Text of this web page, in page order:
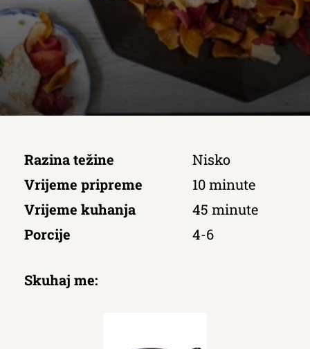
Razina težine
Nisko
Vrijeme pripreme
10 minute
Vrijeme kuhanja
45 minute
Porcije
4-6
Skuhaj me: